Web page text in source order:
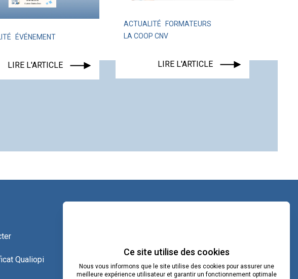
FORMATEURS
LA COOP CNV
LIRE L'ARTICLE LIRE L'ARTICLE
Qualiopi
La page Linkedin de La Coop CNV
Notre chaîne Webikeo
Ce site utilise des cookies
Nous vous informons que le site utilise des cookies pour assurer une
meilleure expérience utilisateur et garantir un fonctionnement optimale